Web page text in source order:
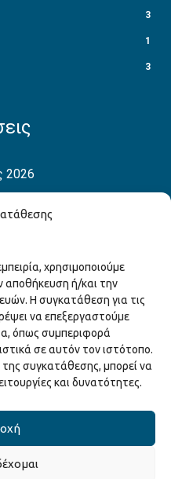
χρησιμοποιούμε
αποθήκευση ή/και την
Η συγκατάθεση για τις
να επεξεργαστούμε
όπως συμπεριφορά
σε αυτόν τον ιστότοπο.
συγκατάθεσης, μπορεί να
και δυνατότητες.
3
1
3
2026
τα Αμερικανικά
το Δικό σου
Μουσικών Σχολείων